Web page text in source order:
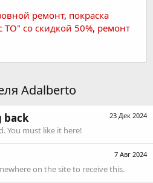
ремонт, покраска
ТО" со скидкой 50%, ремонт
Adalberto
23 Дек 2024
back
You must like it here!
7 Авг 2024
on the site to receive this.